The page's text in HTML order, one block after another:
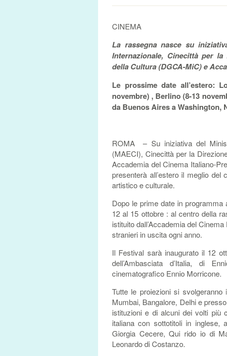
CINEMA
La rassegna nasce su
Internazionale, Cinecittà per
della Cultura (DGCA-MiC) e
Le prossime date all’estero:
novembre) , Berlino (8-13
da Buenos Aires a Washington,
ROMA – Su iniziativa del
(MAECI), Cinecittà per la
Accademia del Cinema Italiano-
presenterà all’estero il meglio del
artistico e culturale.
Dopo le prime date in programma
12 al 15 ottobre : al centro della
istituito dall’Accademia del
stranieri in uscita ogni anno.
Il Festival sarà inaugurato il 12
dell’Ambasciata d’Italia, di
cinematografico Ennio Morricone.
Tutte le proiezioni si
Mumbai, Bangalore, Delhi e
istituzioni e di alcuni dei volti più
italiana con sottotitoli in inglese,
Giorgia Cecere, Qui rido io di
Leonardo di Costanzo.